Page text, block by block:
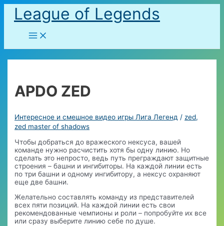
Перейти
содержимому
League of Legends
Main
Menu
APDO ZED
Интересное и смешное видео игры Лига Легенд / zed,
zed master of shadows
Чтобы добраться до вражеского нексуса, вашей
команде нужно расчистить хотя бы одну линию. Но
сделать это непросто, ведь путь преграждают защитные
строения – башни и ингибиторы. На каждой линии есть
по три башни и одному ингибитору, а нексус охраняют
еще две башни.
Желательно составлять команду из представителей
всех пяти позиций. На каждой линии есть свои
рекомендованные чемпионы и роли – попробуйте их все
или сразу выберите линию себе по душе.